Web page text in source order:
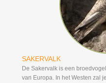
SAKERVALK
De Sakervalk is een
van Europa. In het Westen zal